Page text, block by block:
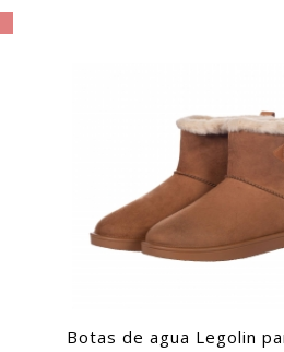
Botas de agua Legolin